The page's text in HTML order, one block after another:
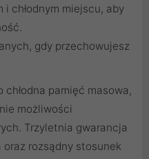
chłodnym miejscu, aby
gdy przechowujesz
pamięć masowa,
możliwości
Trzyletnia gwarancja
rozsądny stosunek